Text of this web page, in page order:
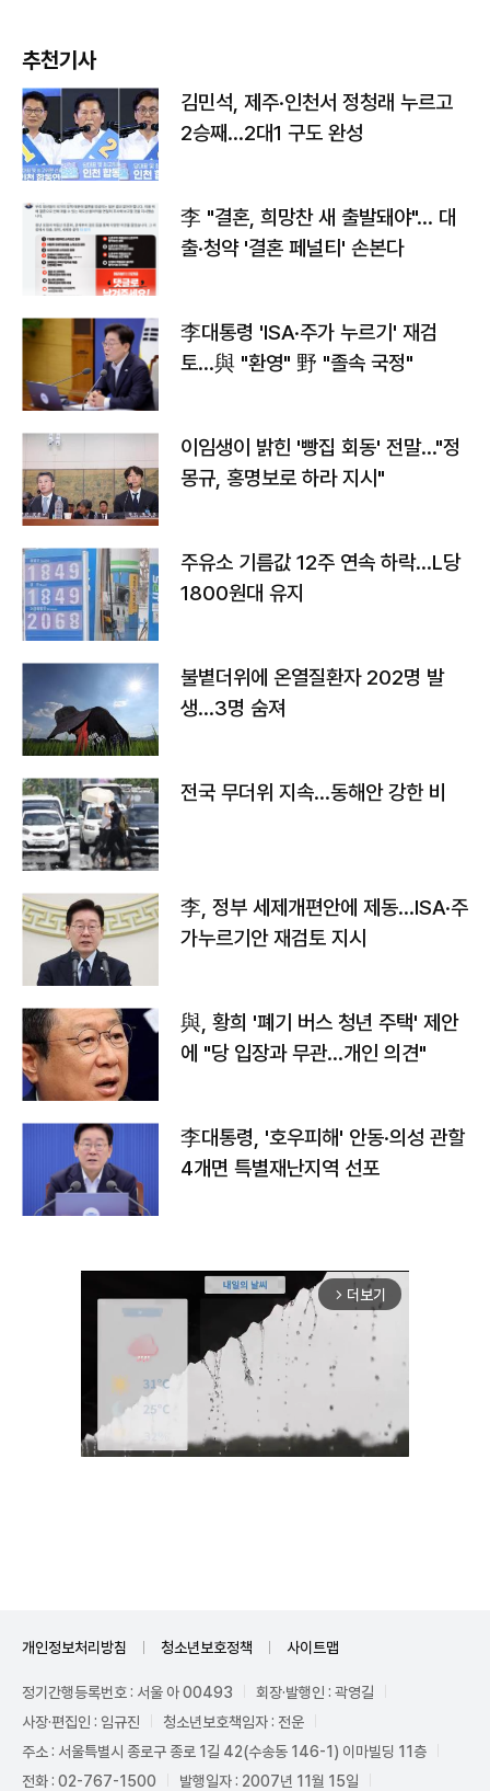
추천기사
김민석, 제주·인천서 정청래 누르고
2승째…2대1 구도 완성
李 "결혼, 희망찬 새 출발돼야"… 대
출·청약 '결혼 페널티' 손본다
李대통령 'ISA·주가 누르기' 재검
토…與 "환영" 野 "졸속 국정"
이임생이 밝힌 '빵집 회동' 전말…"정
몽규, 홍명보로 하라 지시"
주유소 기름값 12주 연속 하락…L당
1800원대 유지
불볕더위에 온열질환자 202명 발
생…3명 숨져
전국 무더위 지속…동해안 강한 비
李, 정부 세제개편안에 제동…ISA·주
가누르기안 재검토 지시
與, 황희 '폐기 버스 청년 주택' 제안
에 "당 입장과 무관…개인 의견"
李대통령, '호우피해' 안동·의성 관할
4개면 특별재난지역 선포
arrow_forward_ios 더보기
개인정보처리방침 청소년보호정책 사이트맵
정기간행등록번호 : 서울 아 00493
회장·발행인 : 곽영길
사장·편집인 : 임규진
청소년보호책임자 : 전운
주소 : 서울특별시 종로구 종로 1길 42(수송동 146-1) 이마빌딩 11층
전화 : 02-767-1500
발행일자 : 2007년 11월 15일